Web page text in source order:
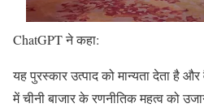
ChatGPT ने कहा:
यह पुरस्कार उत्पाद को मान्यता देता है
में चीनी बाजार के रणनीतिक महत्व को